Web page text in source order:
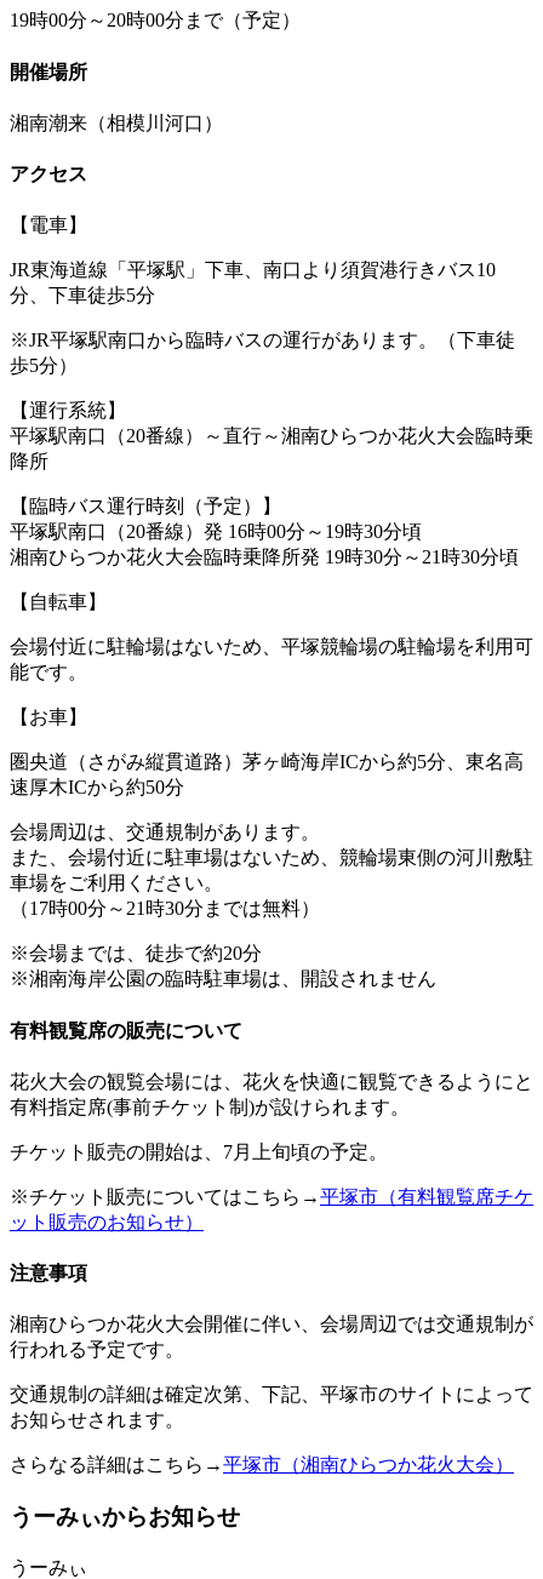
19時00分～20時00分まで（予定）
開催場所
湘南潮来（相模川河口）
アクセス
【電車】
JR東海道線「平塚駅」下車、南口より須賀港行きバス10
分、下車徒歩5分
※JR平塚駅南口から臨時バスの運行があります。（下車徒
歩5分）
【運行系統】
平塚駅南口（20番線）～直行～湘南ひらつか花火大会臨時乗
降所
【臨時バス運行時刻（予定）】
平塚駅南口（20番線）発 16時00分～19時30分頃
湘南ひらつか花火大会臨時乗降所発 19時30分～21時30分頃
【自転車】
会場付近に駐輪場はないため、平塚競輪場の駐輪場を利用可
能です。
【お車】
圏央道（さがみ縦貫道路）茅ヶ崎海岸ICから約5分、東名高
速厚木ICから約50分
会場周辺は、交通規制があります。
また、会場付近に駐車場はないため、競輪場東側の河川敷駐
車場をご利用ください。
（17時00分～21時30分までは無料）
※会場までは、徒歩で約20分
※湘南海岸公園の臨時駐車場は、開設されません
有料観覧席の販売について
花火大会の観覧会場には、花火を快適に観覧できるようにと
有料指定席(事前チケット制)が設けられます。
チケット販売の開始は、7月上旬頃の予定。
※チケット販売についてはこちら→平塚市（有料観覧席チケ
ット販売のお知らせ）
注意事項
湘南ひらつか花火大会開催に伴い、会場周辺では交通規制が
行われる予定です。
交通規制の詳細は確定次第、下記、平塚市のサイトによって
お知らせされます。
さらなる詳細はこちら→平塚市（湘南ひらつか花火大会）
うーみぃからお知らせ